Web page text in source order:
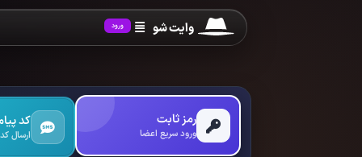
وایت شو ورود
رمز ثابت
ورود سریع اعضا
کد
ارسال